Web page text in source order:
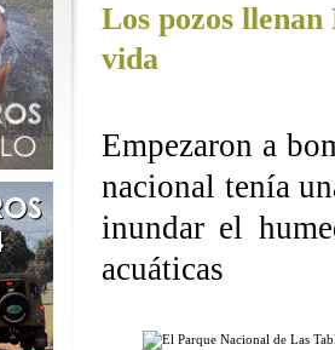
Los pozos
vida
Empezaron a
nacional tenía
inundar el
acuáticas